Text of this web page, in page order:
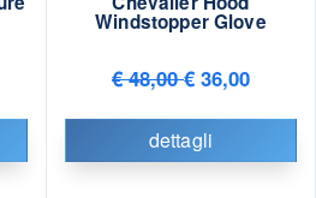
Windstopper Glove
€ 48,00€ 36,00
dettagli